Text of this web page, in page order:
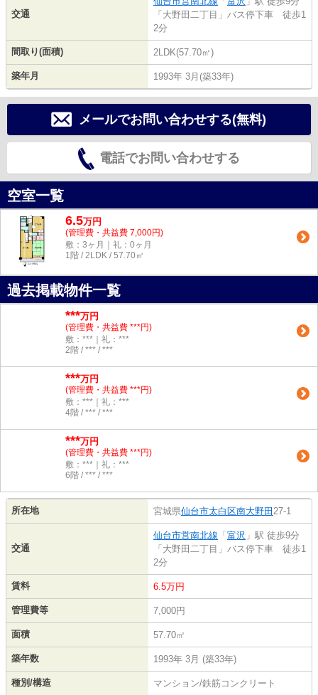
交通
「大野田二丁目」バス停下車 徒歩1
2分
間取り(面積) 2LDK(57.70㎡)
築年月 1993年 3月(築33年)
メールでお問い合わせする(無料)
電話でお問い合わせする
空室一覧
6.5万円
(管理費・共益費 7,000円)
敷：3ヶ月｜礼：0ヶ月
1階 / 2LDK / 57.70㎡
過去掲載物件一覧
***万円
(管理費・共益費 ***円)
敷：***｜礼：***
2階 / *** / ***
***万円
(管理費・共益費 ***円)
敷：***｜礼：***
4階 / *** / ***
***万円
(管理費・共益費 ***円)
敷：***｜礼：***
6階 / *** / ***
所在地 宮城県仙台市太白区南大野田 27-1
交通
仙台市営南北線 「 富沢 」駅 徒歩9分
「大野田二丁目」バス停下車 徒歩1
2分
賃料 6.5万円
管理費等 7,000円
面積 57.70㎡
築年数 1993年 3月 (築33年)
種別/構造 マンション/鉄筋コンクリート